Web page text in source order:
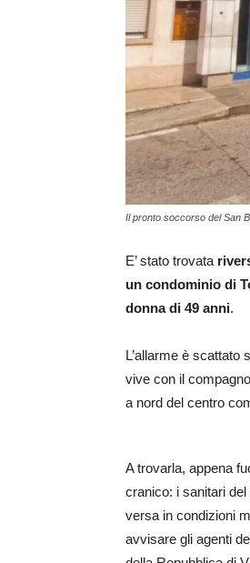
Il pronto soccorso del San
E’ stato trovata
un condominio di
donna di 49 anni.
L’allarme è scattato
vive con il
a nord del centro
A trovarla, appena
cranico: i sanitari
versa in condizioni
avvisare gli agenti